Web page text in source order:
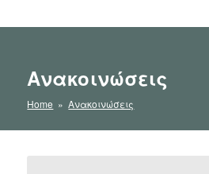
Ανακοινώσεις
Home »Ανακοινώσεις